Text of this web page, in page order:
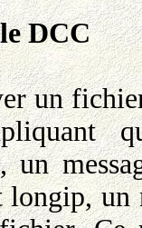
DCC
un
un
longip,